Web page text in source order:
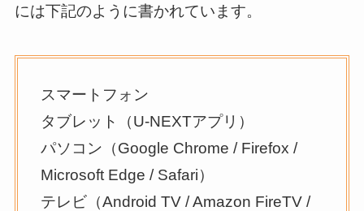
には下記のように書かれています。
スマートフォン
タブレット（U-NEXTアプリ）
パソコン（Google Chrome / Firefox /
Microsoft Edge / Safari）
テレビ（Android TV / Amazon FireTV /